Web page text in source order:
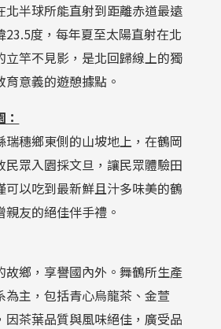
北半球所能直射到距離赤道最遠
23.5度，每年夏至太陽直射在北
立竿不見影，是北回歸線上的獨
意義的遊憩據點。
瑞穗鄉東側的山坡地上，在鶴岡
民眾入園採文旦，讓民眾體驗田
可以吃到最新鮮且汁多味美的鶴
友的絕佳伴手禮。
故鄉，享譽國內外。舞鶴所生產
為主，包括青心烏龍茶、金萱
因茶葉品質與風味絕佳，廣受品